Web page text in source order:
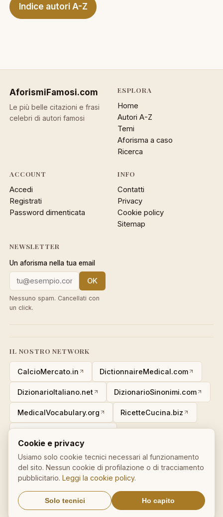
Indice autori A-Z
AforismiFamosi.com
Le più belle citazioni e frasi
celebri di autori famosi
ESPLORA
Home
Autori A-Z
Temi
Aforisma a caso
Ricerca
ACCOUNT
Accedi
Registrati
Password dimenticata
INFO
Contatti
Privacy
Cookie policy
Sitemap
NEWSLETTER
Un aforisma nella tua email
OK
Nessuno spam. Cancellati con
un click.
IL NOSTRO NETWORK
CalcioMercato.in DictionnaireMedical.com
DizionarioItaliano.net DizionarioSinonimi.com
MedicalVocabulary.org RicetteCucina.biz
Avviso legale ai sensi della legge n. 62 del 07.03.2001
© 2026 AforismiFamosi.com — tutti i diritti riservati.
·
Cookie· Contatti
Cookie e privacy
Usiamo solo cookie tecnici necessari al funzionamento
del sito. Nessun cookie di profilazione o di tracciamento
pubblicitario.Leggi la cookie policy.
Solo tecnici Ho capito